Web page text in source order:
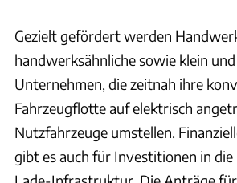
Gezielt gefördert werden
handwerksähnliche sowie klein
Unternehmen, die zeitnah ihre
Fahrzeugflotte auf elektrisch
Nutzfahrzeuge umstellen.
gibt es auch für Investitionen in